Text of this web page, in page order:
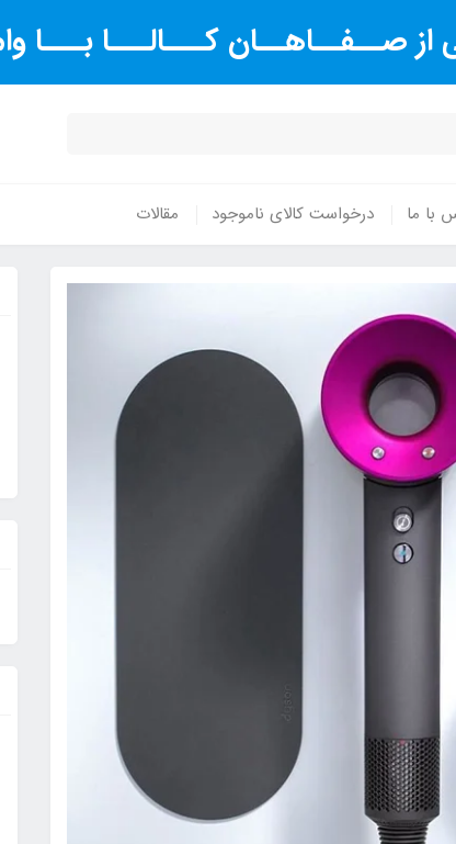
صــفــاهــان کـــالـــا بـــا
با ما درخواست کالای ناموجود مقالات